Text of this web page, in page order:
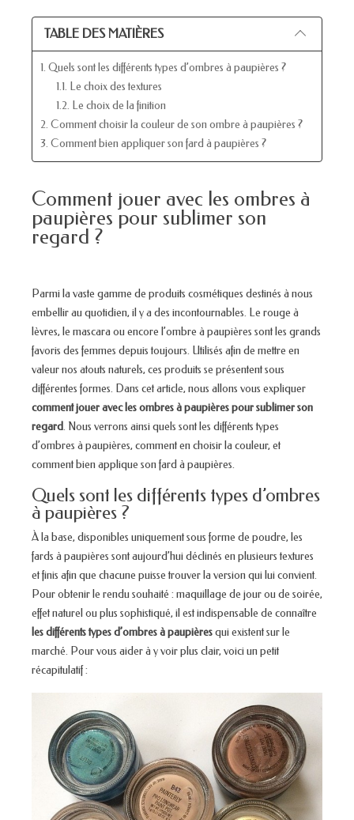
TABLE DES MATIÈRES
1. Quels sont les différents types d’ombres à paupières ?
1.1. Le choix des textures
1.2. Le choix de la finition
2. Comment choisir la couleur de son ombre à paupières ?
3. Comment bien appliquer son fard à paupières ?
Comment jouer avec les ombres à
paupières pour sublimer son
regard ?
Parmi la vaste gamme de produits cosmétiques destinés à nous
embellir au quotidien, il y a des incontournables. Le rouge à
lèvres, le mascara ou encore l’ombre à paupières sont les grands
favoris des femmes depuis toujours. Utilisés afin de mettre en
valeur nos atouts naturels, ces produits se présentent sous
différentes formes. Dans cet article, nous allons vous expliquer
comment jouer avec les ombres à paupièrespour sublimer son
regard. Nous verrons ainsi quels sont les différents types
d’ombres à paupières, comment en choisir la couleur, et
comment bien applique son fard à paupières.
Quels sont les différents types d’ombres
à paupières ?
À la base, disponibles uniquement sous forme de poudre, les
fards à paupières sont aujourd’hui déclinés en plusieurs textures
et finis afin que chacune puisse trouver la version qui lui convient.
Pour obtenir le rendu souhaité : maquillage de jour ou de soirée,
effet naturel ou plus sophistiqué, il est indispensable de connaître
les différents types d’ombres à paupièresqui existent sur le
marché. Pour vous aider à y voir plus clair, voici un petit
récapitulatif :